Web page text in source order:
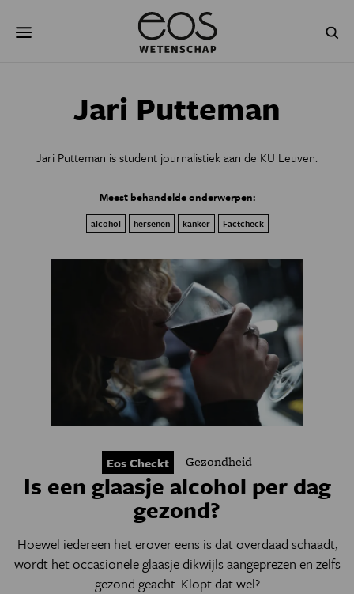
naar
GEZONDHEID RUIMTE
NATUURWETENSCHAPPEN GESCHIEDENIS
PSYCHE & BREIN BLOGS
Jari Putteman
Jari Putteman is student journalistiek aan de KU Leuven.
Meest behandelde onderwerpen:
alcohol hersenen kanker Factcheck
Eos Checkt Gezondheid
Is een glaasje alcohol per dag
gezond?
Hoewel iedereen het erover eens is dat overdaad schaadt,
wordt het occasionele glaasje dikwijls aangeprezen en zelfs
gezond geacht. Klopt dat wel?